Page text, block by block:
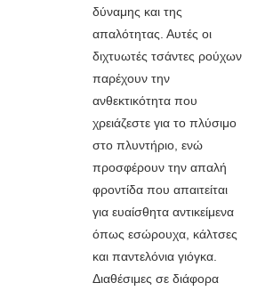
δύναμης και της
απαλότητας. Αυτές οι
διχτυωτές τσάντες ρούχων
παρέχουν την
ανθεκτικότητα που
χρειάζεστε για το πλύσιμο
στο πλυντήριο, ενώ
προσφέρουν την απαλή
φροντίδα που απαιτείται
για ευαίσθητα αντικείμενα
όπως εσώρουχα, κάλτσες
και παντελόνια γιόγκα.
Διαθέσιμες σε διάφορα